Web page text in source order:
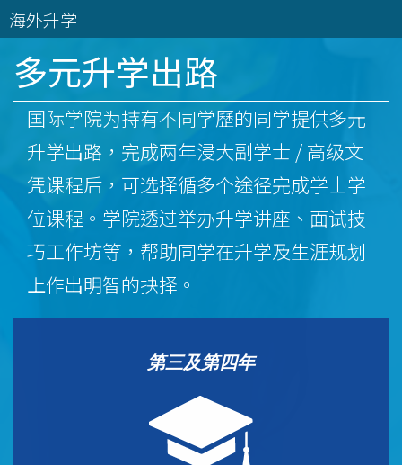
海外升学
多元升学出路
国际学院为持有不同学歷的同学提供多元
升学出路，完成两年浸大副学士 / 高级文
凭课程后，可选择循多个途径完成学士学
位课程。学院透过举办升学讲座、面试技
巧工作坊等，帮助同学在升学及生涯规划
上作出明智的抉择。
第三及第四年